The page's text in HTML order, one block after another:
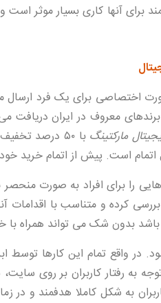
برای آنها کاری بسیار موثر
اختصاصی برای یک فرد ارسال
معروف در ایران دریافت
مارکتینگ
با ۵۰ درصد
است. پیش از اتمام خرید خود
را برای افراد به صورت منحصر
کرده و متناسب با اقدامات
بدون شک می تواند همراه با
واقع تمام این کارها توسط
به رفتار کاربران بر روی
به شکل کاملا هدفمند و